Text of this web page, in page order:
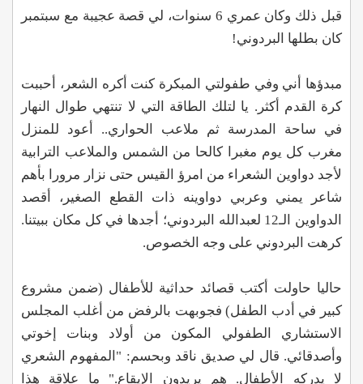
قبل ذلك وكان عمري 6 سنوات، لي قصة عجيبة مع سبتمبر
كان بطلها البردوني!
مبدؤها أني وفي طفولتي المبكرة كنت أكره الشعر، أحببت
كرة القدم أكثر. يا لتلك الطاقة التي لا تنتهي طوال النهار
في ساحة المدرسة ثم ملاعب الحواري.. أعود للمنزل
مغرب كل يوم مغبرا كالحا من الشمس والملاعب الترابية
لأجد دواوين الشعراء من امرؤ القيس حتى نزار مرورا بأهم
شاعر يمني وعربي دواوينه ذات القطع الصغير، أقصد
الدواوين الـ12 لعبدالله البردوني؛ أجدها في كل مكان ببيتنا.
كرهت البردوني على وجه الخصوص.
حاليا حاولت أكتب قصائد حداثية للأطفال (ضمن مشروع
كبير في أدب الطفل) فجوبهت بالرفض من أغلب المجلس
الاستشاري الطفولي المكون من أولاد وبنات إخوتي
وأصدقائي. قال لي صديق ناقد وبحسم: "المفهوم الشعري
لا يدركه الأطفال. هم يريدون الإيقاع." ما علاقة هذا